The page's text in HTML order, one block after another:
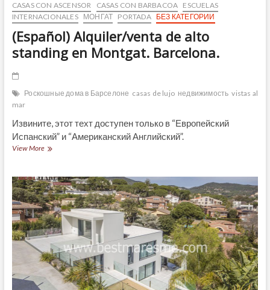
CASAS CON ASCENSOR CASAS CON BARBACOA ESCUELAS
INTERNACIONALES
МОНГАТ PORTADA БЕЗ КАТЕГОРИИ
(Español) Alquiler/venta de alto
standing en Montgat. Barcelona.
Роскошные дома в Барселоне casas de lujo недвижимость vistas al
mar
Извините, этот техт доступен только в “Европейский
Испанский” и “Американский Английский”.
View More(Español)
alto
standing
en
Montgat.
Barcelona.